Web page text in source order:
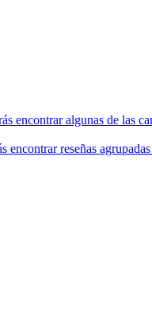
encontrar algunas de las
encontrar reseñas